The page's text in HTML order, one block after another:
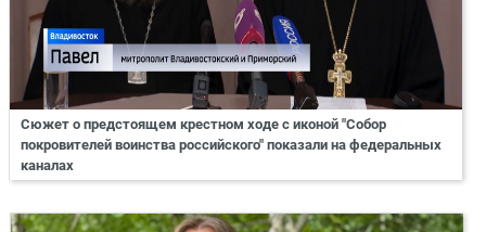
Сюжет о предстоящем крестном ходе с иконой "Собор
покровителей воинства российского" показали на федеральных
каналах